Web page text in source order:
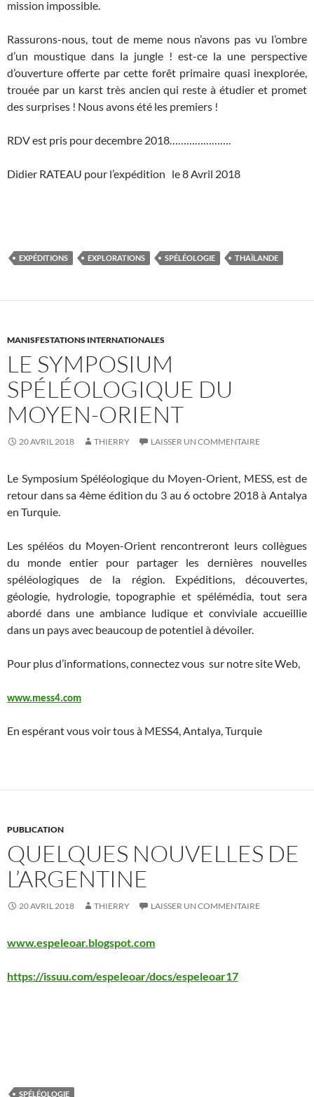
mission impossible.
Rassurons-nous, tout de meme nous n’avons pas vu l’ombre
d’un moustique dans la jungle ! est-ce la une perspective
d’ouverture offerte par cette forêt primaire quasi inexplorée,
trouée par un karst très ancien qui reste à étudier et promet
des surprises ! Nous avons été les premiers !
RDV est pris pour decembre 2018………………….
Didier RATEAU pour l’expédition le 8 Avril 2018
EXPÉDITIONS EXPLORATIONS SPÉLÉOLOGIE THAÏLANDE
MANISFESTATIONS INTERNATIONALES
LE SYMPOSIUM
SPÉLÉOLOGIQUE DU
MOYEN-ORIENT
20 AVRIL 2018 THIERRY LAISSER UN COMMENTAIRE
Le Symposium Spéléologique du Moyen-Orient, MESS, est de
retour dans sa 4ème édition du 3 au 6 octobre 2018 à Antalya
en Turquie.
Les spéléos du Moyen-Orient rencontreront leurs collègues
du monde entier pour partager les dernières nouvelles
spéléologiques de la région. Expéditions, découvertes,
géologie, hydrologie, topographie et spélémédia, tout sera
abordé dans une ambiance ludique et conviviale accueillie
dans un pays avec beaucoup de potentiel à dévoiler.
Pour plus d’informations, connectez vous sur notre site Web,
www.mess4.com
En espérant vous voir tous à MESS4, Antalya, Turquie
PUBLICATION
QUELQUES NOUVELLES DE
L’ARGENTINE
20 AVRIL 2018 THIERRY LAISSER UN COMMENTAIRE
www.espeleoar.blogspot.com
https://issuu.com/espeleoar/docs/espeleoar17
SPÉLÉOLOGIE